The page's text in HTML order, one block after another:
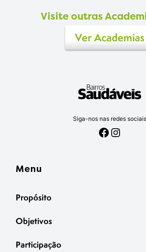
Visite outras
Ver Academias
Siga-nos nas redes sociais
Menu
Propósito
Objetivos
Participação